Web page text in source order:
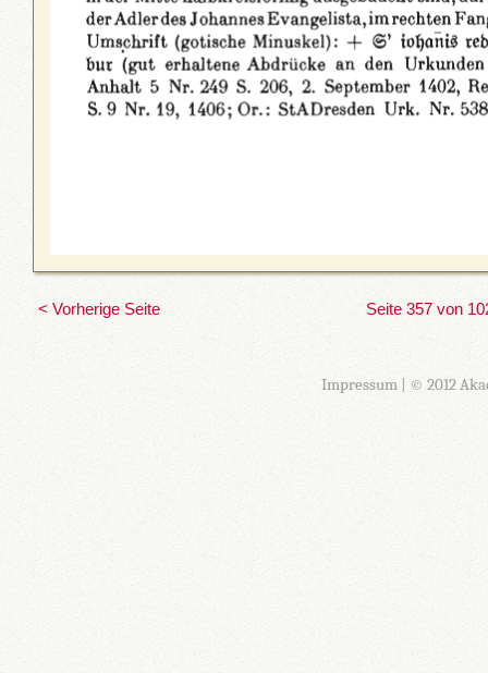
< Vorherige Seite Seite 357 von
Impressum| © 2012